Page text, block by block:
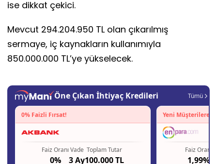
ise dikkat çekici.
Mevcut 294.204.950 TL olan çıkarılmış
sermaye, iç kaynakların kullanımıyla
850.000.000 TL’ye yükselecek.